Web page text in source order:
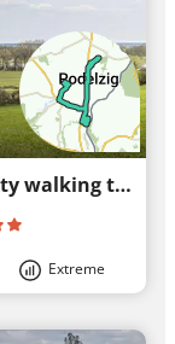
A pheasant's eye and a bishops’ city walking tour - Discovery Tour
Extreme